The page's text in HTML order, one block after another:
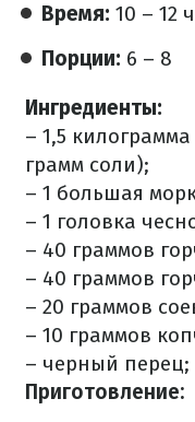
Время: 10 – 12
Порции: 6 – 8
Ингредиенты:
– 1,5
грамм соли);
– 1 большая
– 1 головка
– 40 граммов
– 40 граммов
– 20 граммов
– 10 граммов
– черный перец;
Приготовление: